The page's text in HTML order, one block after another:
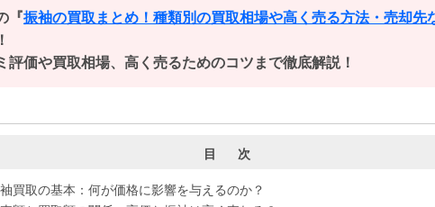
『振袖の買取まとめ！種類別の買取相場や高く売る方法・売却先
評価や買取相場、高く売るためのコツまで徹底解説！
目 次
買取の基本：何が価格に影響を与えるのか？